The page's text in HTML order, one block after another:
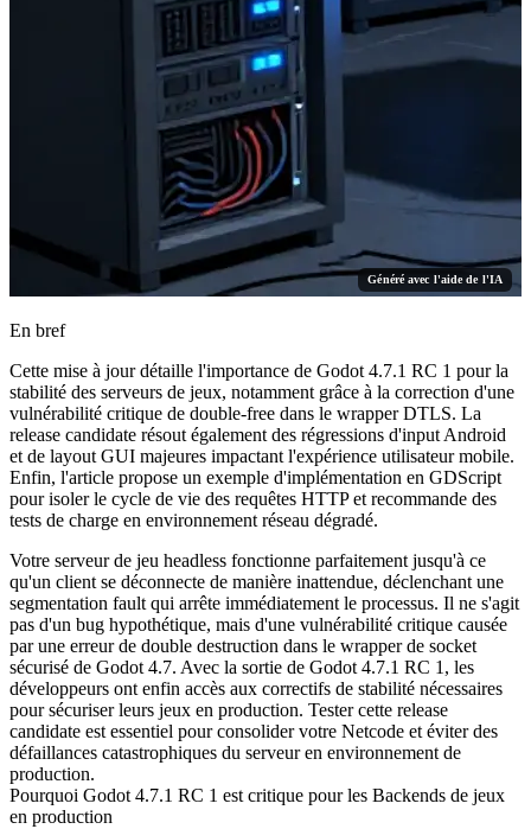
Généré avec l'aide de l'IA
En bref
Cette mise à jour détaille l'importance de Godot 4.7.1 RC 1 pour la
stabilité des serveurs de jeux, notamment grâce à la correction d'une
vulnérabilité critique de double-free dans le wrapper DTLS. La
release candidate résout également des régressions d'input Android
et de layout GUI majeures impactant l'expérience utilisateur mobile.
Enfin, l'article propose un exemple d'implémentation en GDScript
pour isoler le cycle de vie des requêtes HTTP et recommande des
tests de charge en environnement réseau dégradé.
Votre serveur de jeu headless fonctionne parfaitement jusqu'à ce
qu'un client se déconnecte de manière inattendue, déclenchant une
segmentation fault qui arrête immédiatement le processus. Il ne s'agit
pas d'un bug hypothétique, mais d'une vulnérabilité critique causée
par une erreur de double destruction dans le wrapper de socket
sécurisé de Godot 4.7. Avec la sortie de Godot 4.7.1 RC 1, les
développeurs ont enfin accès aux correctifs de stabilité nécessaires
pour sécuriser leurs jeux en production. Tester cette release
candidate est essentiel pour consolider votre Netcode et éviter des
défaillances catastrophiques du serveur en environnement de
production.
Pourquoi Godot 4.7.1 RC 1 est critique pour les Backends de jeux
en production